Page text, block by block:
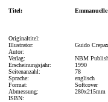
Titel:
Originaltitel:
Illustrator:
Autor:
Verlag:
Erscheinungsjahr:
Seitenanzahl:
Sprache:
Format:
Abmessung:
ISBN:
Guido
NBM
1990
78
englisch
Softcover
280x215mm